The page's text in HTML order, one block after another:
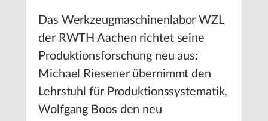
Das Werkzeugmaschinenlabor WZL
der RWTH Aachen richtet seine
Produktionsforschung neu aus:
Michael Riesener übernimmt den
Lehrstuhl für Produktionssystematik,
Wolfgang Boos den neu